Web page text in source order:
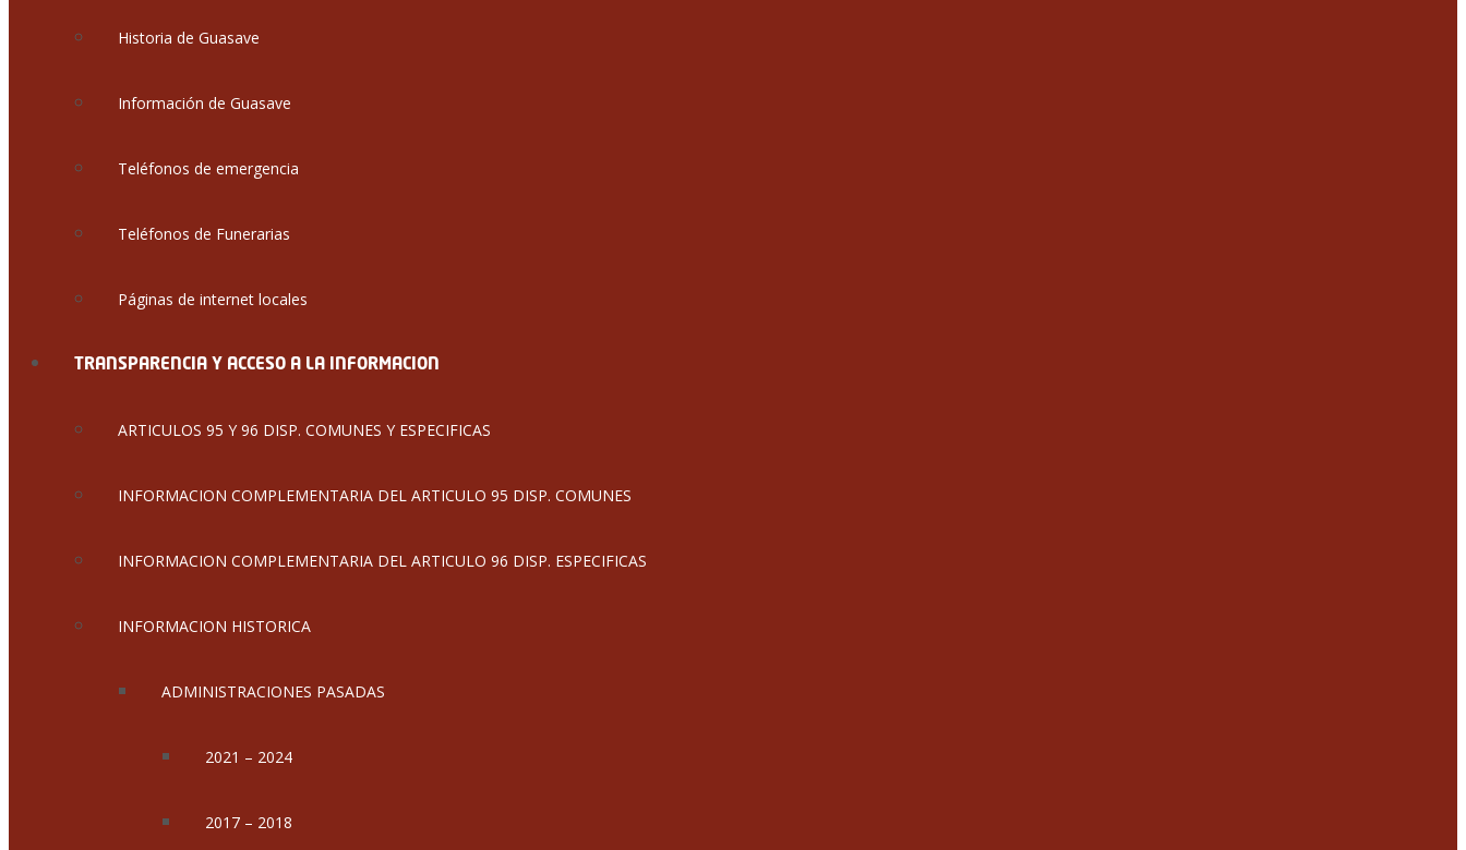
Historia de Guasave
Información de Guasave
Teléfonos de emergencia
Teléfonos de Funerarias
Páginas de internet locales
TRANSPARENCIA Y ACCESO A LA INFORMACION
ARTICULOS 95 Y 96 DISP. COMUNES Y ESPECIFICAS
INFORMACION COMPLEMENTARIA DEL ARTICULO 95 DISP. COMUNES
INFORMACION COMPLEMENTARIA DEL ARTICULO 96 DISP. ESPECIFICAS
INFORMACION HISTORICA
ADMINISTRACIONES PASADAS
2021 – 2024
2017 – 2018